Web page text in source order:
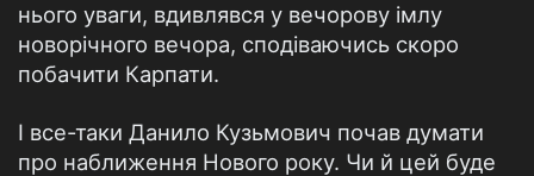
нього уваги, вдивлявся у вечорову імлу
новорічного вечора, сподіваючись скоро
побачити Карпати.
І все-таки Данило Кузьмович почав думати
про наближення Нового року. Чи й цей буде